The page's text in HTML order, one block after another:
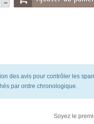
des avis pour contrôler les
par ordre chronologique.
Soyez le